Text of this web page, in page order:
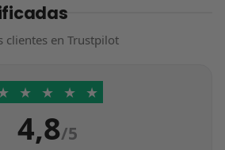
clientes en Trustpilot
★ ★ ★ ★
4,8/5